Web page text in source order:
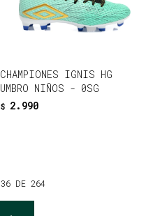
CHAMPIONES IGNIS HG
UMBRO NIÑOS - 0SG
$ 2.990
36 DE 264